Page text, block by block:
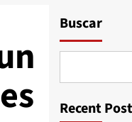
Buscar
Recent